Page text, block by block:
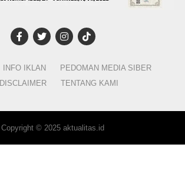
INFO IKLAN
PEDOMAN MEDIA SIBER
DISCLAIMER
TENTANG KAMI
Copyright © 2025 aktualitas.id